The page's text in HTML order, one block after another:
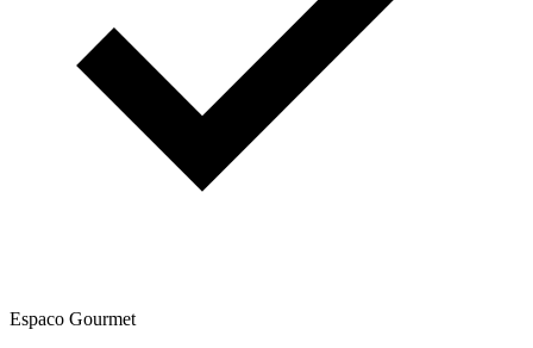
Espaco Gourmet